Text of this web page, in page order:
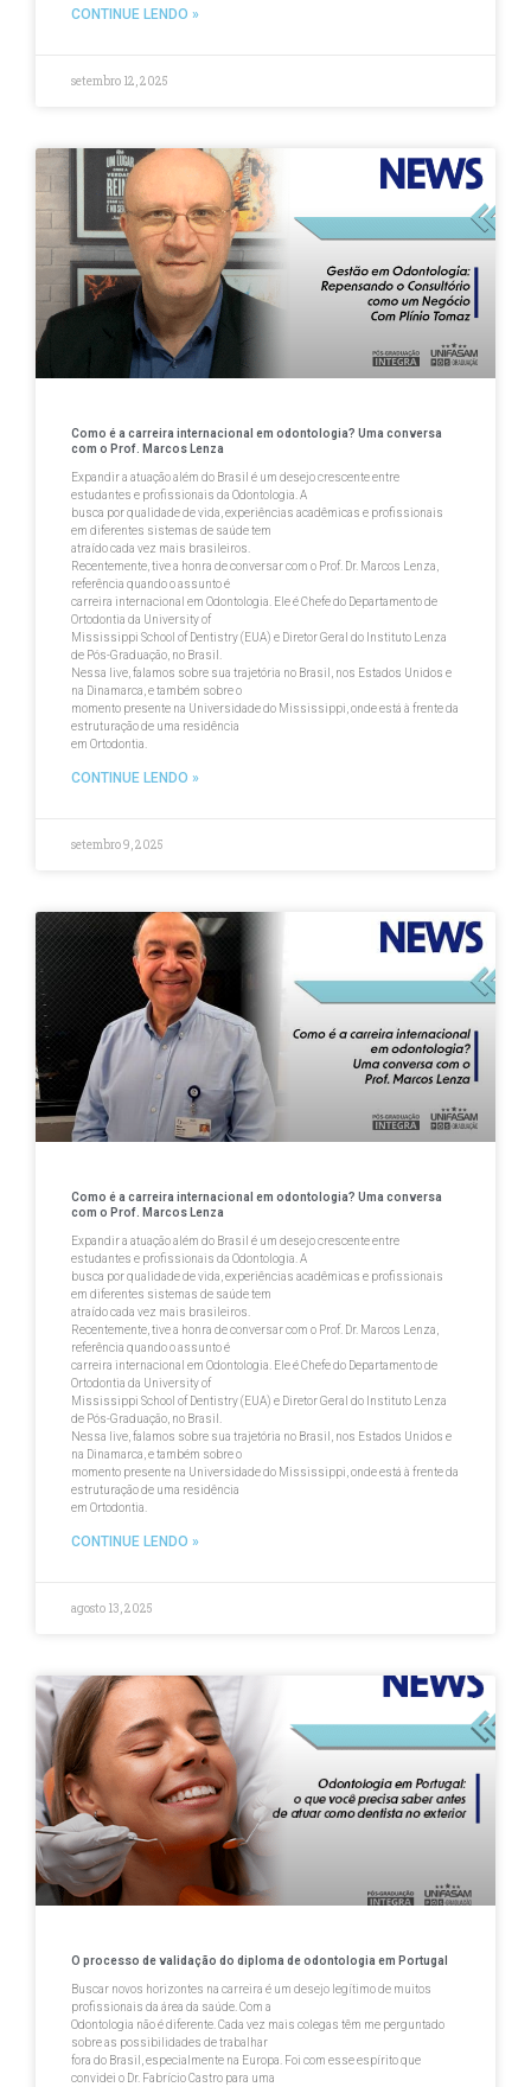
CONTINUE LENDO »
setembro 12, 2025
Como é a carreira internacional em odontologia? Uma conversa
com o Prof. Marcos Lenza
Expandir a atuação além do Brasil é um desejo crescente entre
estudantes e profissionais da Odontologia. A
busca por qualidade de vida, experiências acadêmicas e profissionais
em diferentes sistemas de saúde tem
atraído cada vez mais brasileiros.
Recentemente, tive a honra de conversar com o Prof. Dr. Marcos Lenza,
referência quando o assunto é
carreira internacional em Odontologia. Ele é Chefe do Departamento de
Ortodontia da University of
Mississippi School of Dentistry (EUA) e Diretor Geral do Instituto Lenza
de Pós-Graduação, no Brasil.
Nessa live, falamos sobre sua trajetória no Brasil, nos Estados Unidos e
na Dinamarca, e também sobre o
momento presente na Universidade do Mississippi, onde está à frente da
estruturação de uma residência
em Ortodontia.
CONTINUE LENDO »
setembro 9, 2025
Como é a carreira internacional em odontologia? Uma conversa
com o Prof. Marcos Lenza
Expandir a atuação além do Brasil é um desejo crescente entre
estudantes e profissionais da Odontologia. A
busca por qualidade de vida, experiências acadêmicas e profissionais
em diferentes sistemas de saúde tem
atraído cada vez mais brasileiros.
Recentemente, tive a honra de conversar com o Prof. Dr. Marcos Lenza,
referência quando o assunto é
carreira internacional em Odontologia. Ele é Chefe do Departamento de
Ortodontia da University of
Mississippi School of Dentistry (EUA) e Diretor Geral do Instituto Lenza
de Pós-Graduação, no Brasil.
Nessa live, falamos sobre sua trajetória no Brasil, nos Estados Unidos e
na Dinamarca, e também sobre o
momento presente na Universidade do Mississippi, onde está à frente da
estruturação de uma residência
em Ortodontia.
CONTINUE LENDO »
agosto 13, 2025
O processo de validação do diploma de odontologia em Portugal
Buscar novos horizontes na carreira é um desejo legítimo de muitos
profissionais da área da saúde. Com a
Odontologia não é diferente. Cada vez mais colegas têm me perguntado
sobre as possibilidades de trabalhar
fora do Brasil, especialmente na Europa. Foi com esse espírito que
convidei o Dr. Fabrício Castro para uma